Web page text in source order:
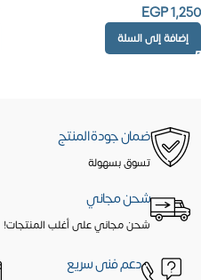
EGP1,250
إضافة إلى السلة
ضمان جودة المنتج
تسوق بسهولة
شحن مجاني
شحن مجاني على أغلب المنتجات!
دعم فنى سريع